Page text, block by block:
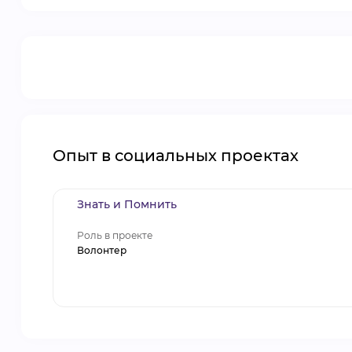
Опыт в социальных проектах
Знать и Помнить
Роль в проекте
Волонтер